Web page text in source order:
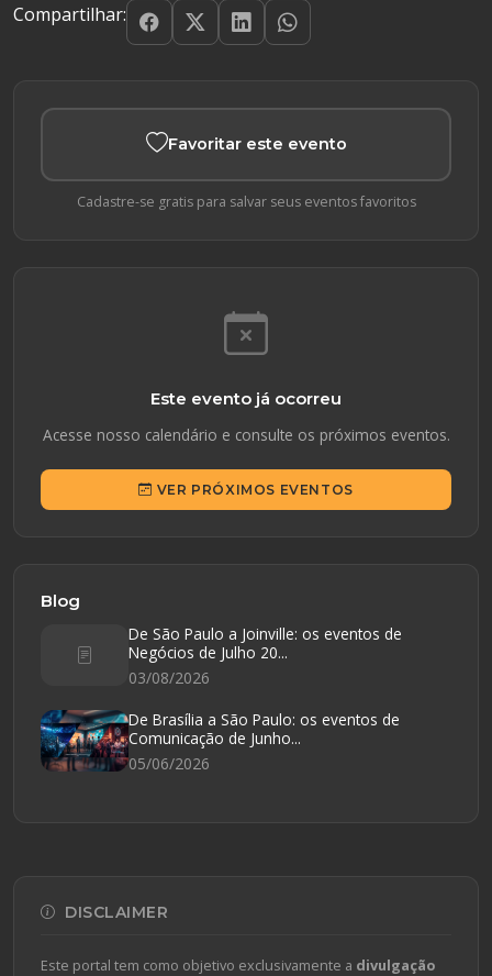
Compartilhar:
Favoritar este evento
Cadastre-se gratis para salvar seus eventos favoritos
Este evento já ocorreu
Acesse nosso calendário e consulte os próximos eventos.
VER PRÓXIMOS EVENTOS
Blog
De São Paulo a Joinville: os eventos de
Negócios de Julho 20...
03/08/2026
De Brasília a São Paulo: os eventos de
Comunicação de Junho...
05/06/2026
DISCLAIMER
Este portal tem como objetivo exclusivamente a divulgação